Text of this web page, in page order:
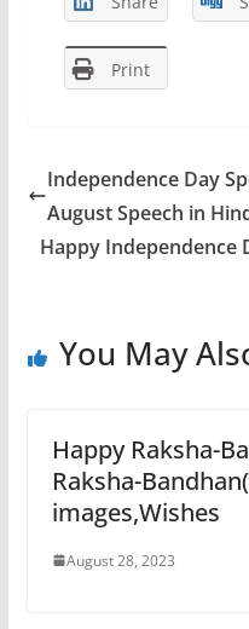
o
o
o
n
Print
Independence Day
August Speech in
Happy Independence
You May
Happy Raksha-
Raksha-
images,Wishes
August 28, 2023